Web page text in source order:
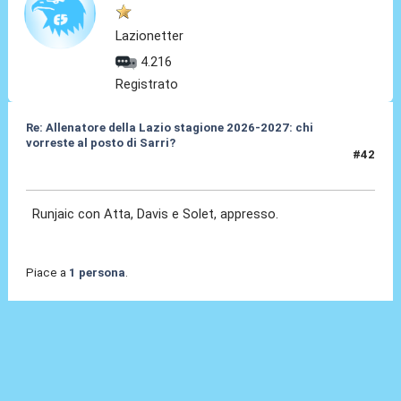
Lazionetter
4.216
Registrato
Re: Allenatore della Lazio stagione 2026-2027: chi
vorreste al posto di Sarri?
#42
Runjaic con Atta, Davis e Solet, appresso.
Piace a 1 persona